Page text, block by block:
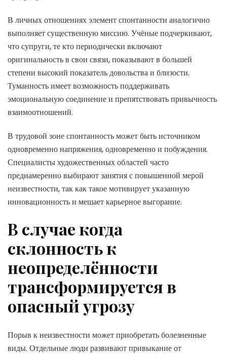
В личных отношениях элемент спонтанности аналогично
выполняет существенную миссию. Учёные подчеркивают,
что супруги, те кто периодически включают
оригинальность в свои связи, показывают в большей
степени высокий показатель довольства и близости.
Туманность имеет возможность поддерживать
эмоциональную соединение и препятствовать привычность
взаимоотношений.
В трудовой зоне спонтанность может быть источником
одновременно напряжения, одновременно и побуждения.
Специалисты художественных областей часто
преднамеренно выбирают занятия с повышенной мерой
неизвестности, так как такое мотивирует указанную
инновационность и мешает карьерное выгорание.
В случае когда
склонность к
неопределённости
трансформируется в
опасный угрозу
Порыв к неизвестности может приобретать болезненные
виды. Отдельные люди развивают привыкание от